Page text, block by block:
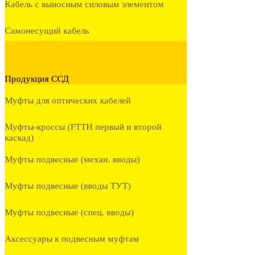
Кабель с выносным силовым элементом
Самонесущий кабель
Продукция ССД
Муфты для оптических кабелей
Муфты-кроссы (FTTH первый и второй
каскад)
Муфты подвесные (механ. вводы)
Муфты подвесные (вводы ТУТ)
Муфты подвесные (спец. вводы)
Аксессуары к подвесным муфтам